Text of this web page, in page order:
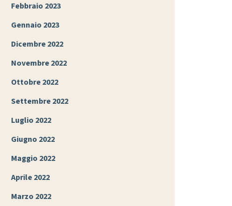
Febbraio 2023
Gennaio 2023
Dicembre 2022
Novembre 2022
Ottobre 2022
Settembre 2022
Luglio 2022
Giugno 2022
Maggio 2022
Aprile 2022
Marzo 2022